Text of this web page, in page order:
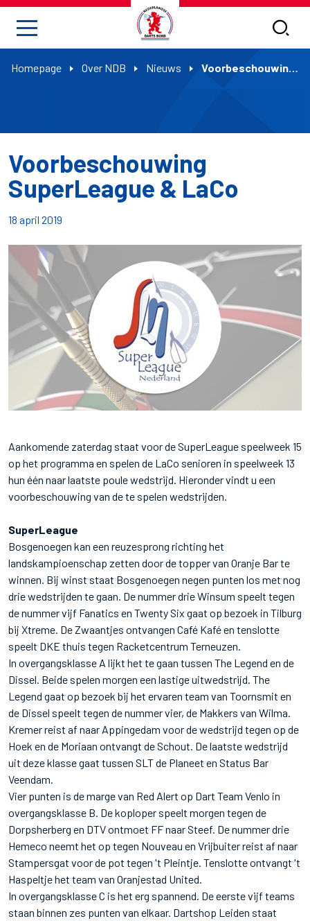
Homepage Over NDB Nieuws Voorbeschouwing SuperLeague & LaCo
Voorbeschouwing
SuperLeague & LaCo
18 april 2019
Aankomende zaterdag staat voor de SuperLeague speelweek 15
op het programma en spelen de LaCo senioren in speelweek 13
hun één naar laatste poule wedstrijd. Hieronder vindt u een
voorbeschouwing van de te spelen wedstrijden.
SuperLeague
Bosgenoegen kan een reuzesprong richting het
landskampioenschap zetten door de topper van Oranje Bar te
winnen. Bij winst staat Bosgenoegen negen punten los met nog
drie wedstrijden te gaan. De nummer drie Winsum speelt tegen
de nummer vijf Fanatics en Twenty Six gaat op bezoek in Tilburg
bij Xtreme. De Zwaantjes ontvangen Café Kafé en tenslotte
speelt DKE thuis tegen Racketcentrum Terneuzen.
In overgangsklasse A lijkt het te gaan tussen The Legend en de
Dissel. Beide spelen morgen een lastige uitwedstrijd. The
Legend gaat op bezoek bij het ervaren team van Toornsmit en
de Dissel speelt tegen de nummer vier, de Makkers van Wilma.
Kremer reist af naar Appingedam voor de wedstrijd tegen op de
Hoek en de Moriaan ontvangt de Schout. De laatste wedstrijd
uit deze klasse gaat tussen SLT de Planeet en Status Bar
Veendam.
Vier punten is de marge van Red Alert op Dart Team Venlo in
overgangsklasse B. De koploper speelt morgen tegen de
Dorpsherberg en DTV ontmoet FF naar Steef. De nummer drie
Hemeco neemt het op tegen Nouveau en Vrijbuiter reist af naar
Stampersgat voor de pot tegen 't Pleintje. Tenslotte ontvangt 't
Haspeltje het team van Oranjestad United.
In overgangsklasse C is het erg spannend. De eerste vijf teams
staan binnen zes punten van elkaar. Dartshop Leiden staat